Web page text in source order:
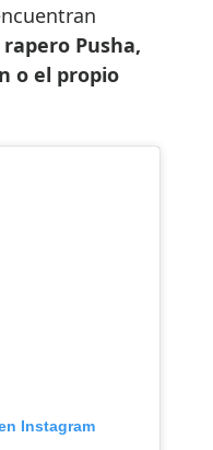
Pusha,
o el propio
Instagram